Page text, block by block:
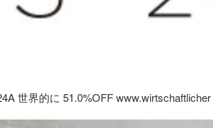
世界的に 51.0%OFF www.wirtschaftlicher